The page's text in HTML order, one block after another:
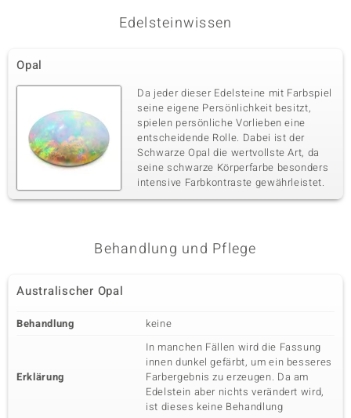
Edelsteinwissen
Opal
Da jeder dieser Edelsteine mit Farbspiel
seine eigene Persönlichkeit besitzt,
spielen persönliche Vorlieben eine
entscheidende Rolle. Dabei ist der
Schwarze Opal die wertvollste Art, da
seine schwarze Körperfarbe besonders
intensive Farbkontraste gewährleistet.
Behandlung und Pflege
Australischer Opal
Behandlung keine
Erklärung
In manchen Fällen wird die Fassung
innen dunkel gefärbt, um ein besseres
Farbergebnis zu erzeugen. Da am
Edelstein aber nichts verändert wird,
ist dieses keine Behandlung